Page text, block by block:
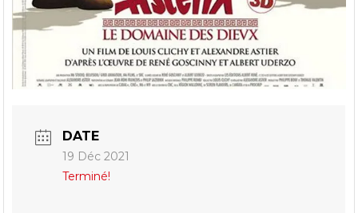
DATE
19 Déc 2021
Terminé!